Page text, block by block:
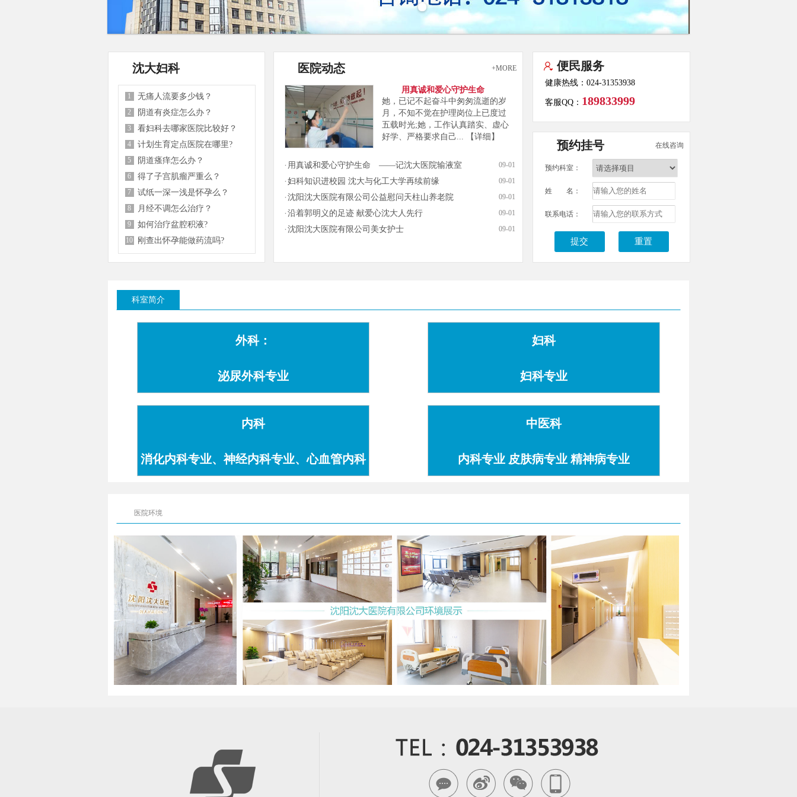
沈大妇科
1 无痛人流要多少钱？
2 阴道有炎症怎么办？
3 看妇科去哪家医院比较好？
4 计划生育定点医院在哪里?
5 阴道瘙痒怎么办？
6 得了子宫肌瘤严重么？
7 试纸一深一浅是怀孕么？
8 月经不调怎么治疗？
9 如何治疗盆腔积液?
10 刚查出怀孕能做药流吗?
医院动态 +MORE
用真诚和爱心守护生命
她，已记不起奋斗中匆匆流逝的岁
月，不知不觉在护理岗位上已度过
五载时光;她，工作认真踏实、虚心
好学、严格要求自己...
【详细】
用真诚和爱心守护生命 ——记沈大医院输液室 09-01
妇科知识进校园 沈大与化工大学再续前缘 09-01
沈阳沈大医院有限公司公益慰问天柱山养老院 09-01
沿着郭明义的足迹 献爱心沈大人先行 09-01
沈阳沈大医院有限公司美女护士 09-01
便民服务
健康热线：024-31353938
客服QQ： 189833999
预约挂号 在线咨询
预约科室：
姓 名：
联系电话：
科室简介
外科：
泌尿外科专业
妇科
妇科专业
内科
消化内科专业、神经内科专业、心血管内科
中医科
内科专业 皮肤病专业 精神病专业
医院环境